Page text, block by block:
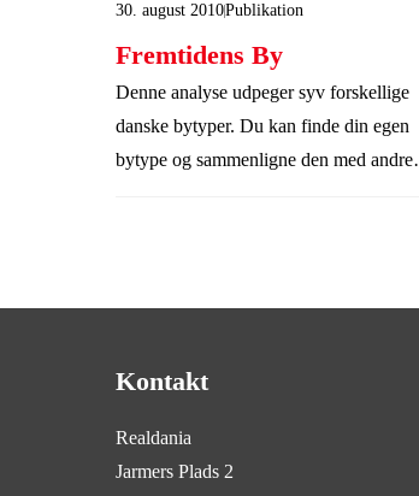
30. august 2010Publikation
Fremtidens By
Denne analyse udpeger syv forskellige
danske bytyper. Du kan finde din egen
bytype og sammenligne den med andre.
Kontakt
Realdania
Jarmers Plads 2